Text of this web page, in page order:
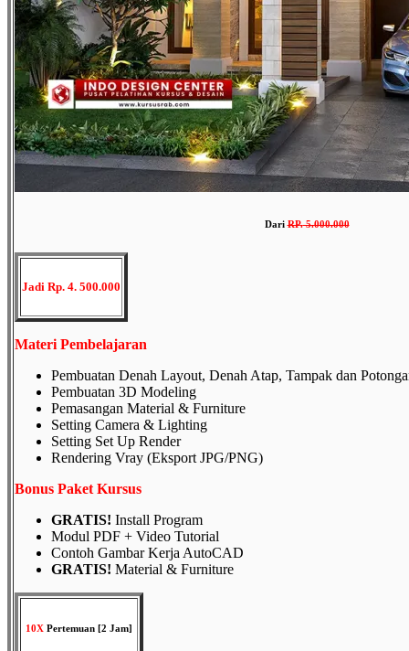
DariRP.5.000.000
Jadi Rp. 4. 500.000
Materi Pembelajaran
Pembuatan Denah Layout, Denah Atap, Tampak dan
Pembuatan 3D Modeling
Pemasangan Material & Furniture
Setting Camera & Lighting
Setting Set Up Render
Rendering Vray (Eksport JPG/PNG)
Bonus Paket Kursus
GRATIS! Install Program
Modul PDF + Video Tutorial
Contoh Gambar Kerja AutoCAD
GRATIS! Material & Furniture
10X Pertemuan [2 Jam]